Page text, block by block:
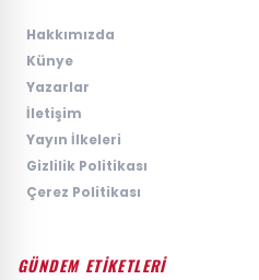
Hakkımızda
Künye
Yazarlar
İletişim
Yayın İlkeleri
Gizlilik Politikası
Çerez Politikası
GÜNDEM ETİKETLERİ